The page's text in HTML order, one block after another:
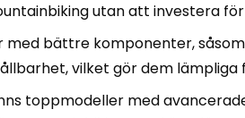
utan att investera
med bättre komponenter,
vilket gör dem
toppmodeller med